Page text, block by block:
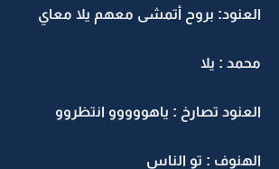
العنود: بروح أتمشى معهم يلا معاي
محمد : يلا
العنود تصارخ : ياهووووو انتظروو
الهنوف : تو الناس